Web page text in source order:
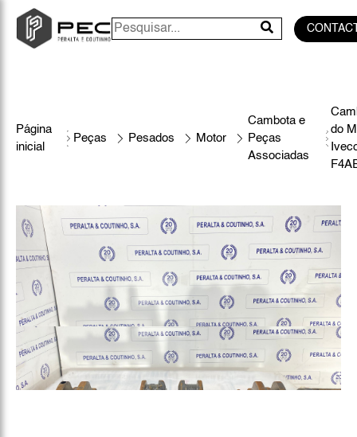
Página
inicial
Peças Pesados Motor
Cambota e
Peças
Associadas
do